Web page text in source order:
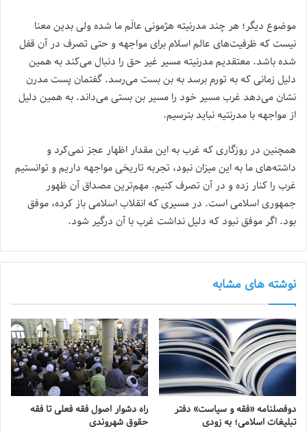
موضوع دیگر؛ هر چند مدرنیته هژمونی عالَم ما شده ولی بدین معنا
نیست که ظرفیت‌های عالم اسلام برای مواجهه و حتی تصرف در آن قفل
شده باشد. معتقدیم مدرنیته مسیر غیر حق را دنبال می‌کند به همین
دلیل زمانی که به تورم برسد به بن بست می‌رسد. گفتمان پست مدرن
نشان می‌دهد غرب مسیر خود را مسیر بن بستی می‌داند. به همین دلیل
از مواجهه با مدرنتیه نباید بترسیم.
همچنین در روزگاری که غرب به این مقدار اظهار عجز نمی‌کرد و
داشته‌های ما به این میزان نبود، تجربه تاریخی مواجهه داریم و توانستیم
غرب را کنار زده و در آن تصرف کنیم. مهم‌ترین مصداق آن ظهور
جمهوری اسلامی است. در مسیری که انقلاب اسلامی باز کرده، موفق
بود. اگر موفق نبود که دلیل نداشت غرب با آن درگیر شود.
نوشته های مشابه
دوفصلنامه «فقه و سیاست» دفتر
تبلیغات اسلامی؛ به زودی
راه دشوار اصول فقه فعلی تا فقه
حقوق شهروندی